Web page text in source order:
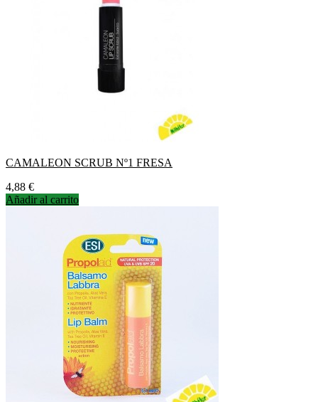
CAMALEON SCRUB Nº1 FRESA
Precio
4,88 €
Añadir al carrito